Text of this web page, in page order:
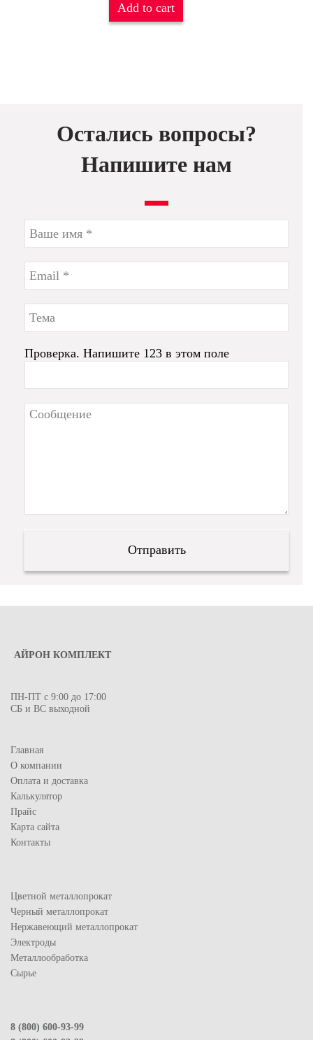
Add to cart
Остались вопросы?
Напишите нам
Проверка. Напишите 123 в этом поле
АЙРОН КОМПЛЕКТ
ПН-ПТ с 9:00 до 17:00
СБ и ВС выходной
Главная
О компании
Оплата и доставка
Калькулятор
Прайс
Карта сайта
Контакты
Цветной металлопрокат
Черный металлопрокат
Нержавеющий металлопрокат
Электроды
Металлообработка
Сырье
8 (800) 600-93-99